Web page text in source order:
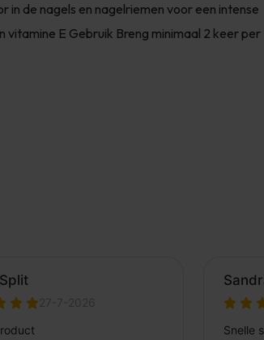
in de nagels en nagelriemen voor een intense
E Gebruik Breng minimaal 2 keer per